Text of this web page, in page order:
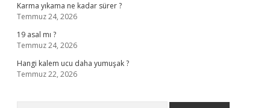
Karma yıkama ne kadar sürer ?
Temmuz 24, 2026
19 asal mı ?
Temmuz 24, 2026
Hangi kalem ucu daha yumuşak ?
Temmuz 22, 2026